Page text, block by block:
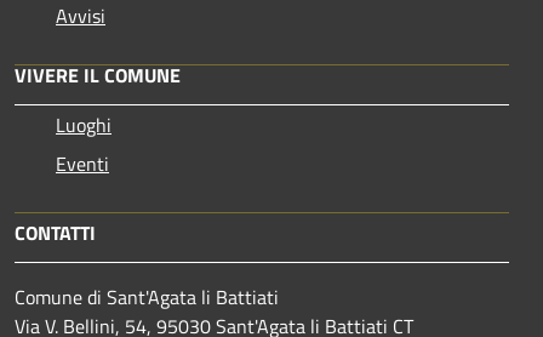
Avvisi
VIVERE IL COMUNE
Luoghi
Eventi
CONTATTI
Comune di Sant'Agata li Battiati
Via V. Bellini, 54, 95030 Sant'Agata li Battiati CT